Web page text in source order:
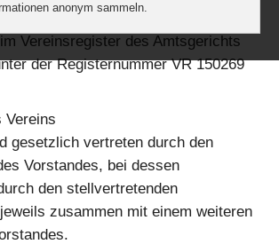
Vereinsregister des Amtsgerichts
der Registernummer VR 150269
Vereins
gesetzlich vertreten durch den
Vorstandes, bei dessen
den stellvertretenden
zusammen mit einem weiteren